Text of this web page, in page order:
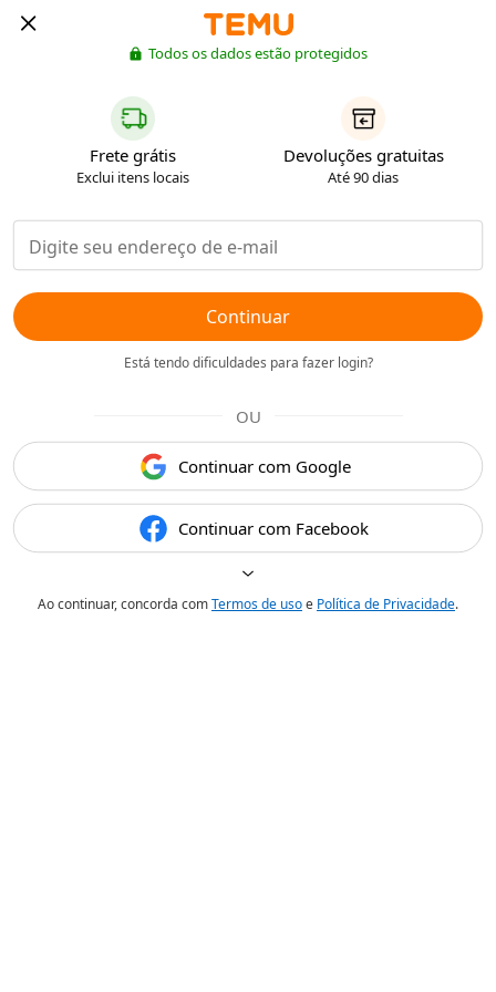
Todos os dados estão protegidos
Frete grátis
Exclui itens locais
Devoluções gratuitas
Até 90 dias
Continuar
Está tendo dificuldades para fazer login?
OU
Continuar com Google
Continuar com Facebook
Ao continuar, concorda comTermos de usoe Política de Privacidade.